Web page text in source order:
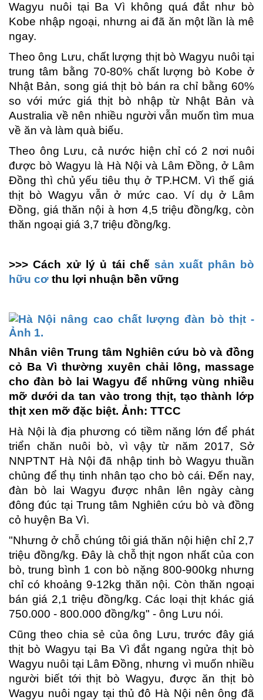
Wagyu nuôi tại Ba Vì không quá đắt như bò
Kobe nhập ngoại, nhưng ai đã ăn một lần là mê
ngay.
Theo ông Lưu, chất lượng thịt bò Wagyu nuôi tại
trung tâm bằng 70-80% chất lượng bò Kobe ở
Nhật Bản, song giá thịt bò bán ra chỉ bằng 60%
so với mức giá thịt bò nhập từ Nhật Bản và
Australia về nên nhiều người vẫn muốn tìm mua
về ăn và làm quà biếu.
Theo ông Lưu, cả nước hiện chỉ có 2 nơi nuôi
được bò Wagyu là Hà Nội và Lâm Đồng, ở Lâm
Đồng thì chủ yếu tiêu thụ ở TP.HCM. Vì thế giá
thịt bò Wagyu vẫn ở mức cao. Ví dụ ở Lâm
Đồng, giá thăn nội à hơn 4,5 triệu đồng/kg, còn
thăn ngoại giá 3,7 triệu đồng/kg.
>>> Cách xử lý ủ tái chếsản xuất phân bò
hữu cơ thu lợi nhuận bền vững
Nhân viên Trung tâm Nghiên cứu bò và đồng
cỏ Ba Vì thường xuyên chải lông, massage
cho đàn bò lai Wagyu để những vùng nhiều
mỡ dưới da tan vào trong thịt, tạo thành lớp
thịt xen mỡ đặc biệt. Ảnh: TTCC
Hà Nội là địa phương có tiềm năng lớn để phát
triển chăn nuôi bò, vì vậy từ năm 2017, Sở
NNPTNT Hà Nội đã nhập tinh bò Wagyu thuần
chủng để thụ tinh nhân tạo cho bò cái. Đến nay,
đàn bò lai Wagyu được nhân lên ngày càng
đông đúc tại Trung tâm Nghiên cứu bò và đồng
cỏ huyện Ba Vì.
"Nhưng ở chỗ chúng tôi giá thăn nội hiện chỉ 2,7
triệu đồng/kg. Đây là chỗ thịt ngon nhất của con
bò, trung bình 1 con bò nặng 800-900kg nhưng
chỉ có khoảng 9-12kg thăn nội. Còn thăn ngoại
bán giá 2,1 triệu đồng/kg. Các loại thịt khác giá
750.000 - 800.000 đồng/kg" - ông Lưu nói.
Cũng theo chia sẻ của ông Lưu, trước đây giá
thịt bò Wagyu tại Ba Vì đắt ngang ngửa thịt bò
Wagyu nuôi tại Lâm Đồng, nhưng vì muốn nhiều
người biết tới thịt bò Wagyu, được ăn thịt bò
Wagyu nuôi ngay tại thủ đô Hà Nội nên ông đã